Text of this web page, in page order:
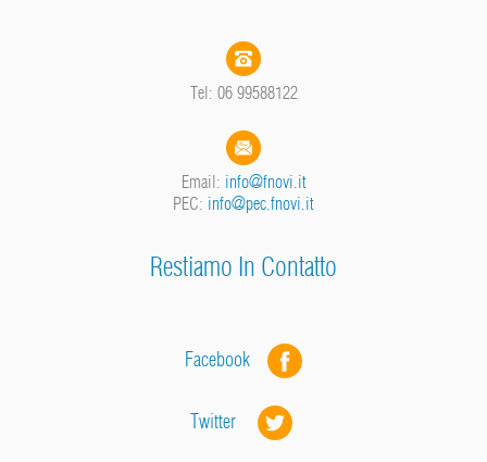
Tel: 06 99588122
Email: info@fnovi.it
PEC: info@pec.fnovi.it
Restiamo In Contatto
Facebook
Twitter